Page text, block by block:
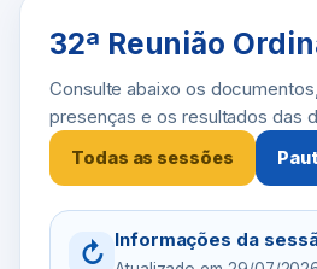
32ª Reunião
Consulte abaixo os
presenças e os resultados das
Todas as sessões
↻ Informações da